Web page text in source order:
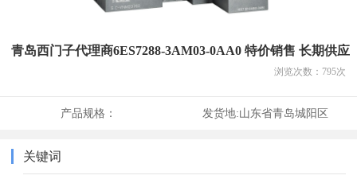
青岛西门子代理商6ES7288-3AM03-0AA0 特价销售 长期供应
浏览次数： 795次
产品规格： 发货地:山东省青岛城阳区
关键词